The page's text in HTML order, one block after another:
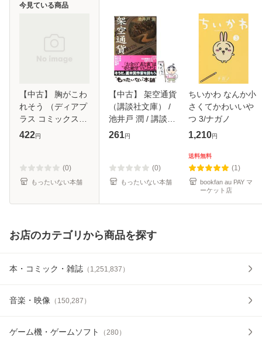
【中古】 胸がこわ
れそう （ディアプ
ラス コミックス）
/ 花村 イチカ / 新
料】
422円
(0)
もったいない本舗
今見ている商品
【中古】 架空通貨
（講談社文庫） /
池井戸 潤 / 講談社
[文庫]【メール便送
261円
(0)
もったいない本舗
ちいかわ なんか小
さくてかわいいや
つ 3/ナガノ
1,210円
送料無料
(1)
bookfan au PAY マ
ーケット店
お店のカテゴリから商品を探す
本・コミック・雑誌 （ 1,251,837 ）
音楽・映像 （ 150,287 ）
ゲーム機・ゲームソフト （280）